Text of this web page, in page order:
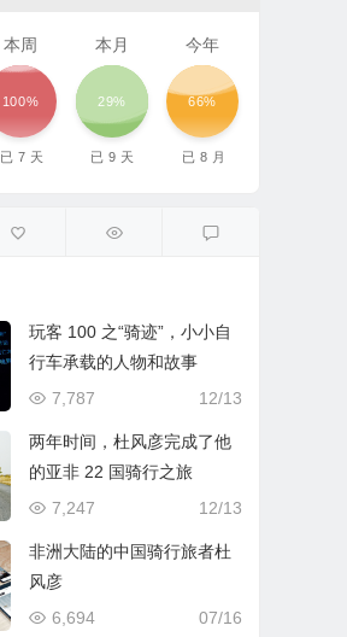
本周
100%
已 7 天
本月
29%
已 9 天
今年
66%
已 8 月
玩客 100 之“骑迹”，小小自
行车承载的人物和故事
12/13
7,787
两年时间，杜风彦完成了他
的亚非 22 国骑行之旅
12/13
7,247
非洲大陆的中国骑行旅者杜
风彦
07/16
6,694